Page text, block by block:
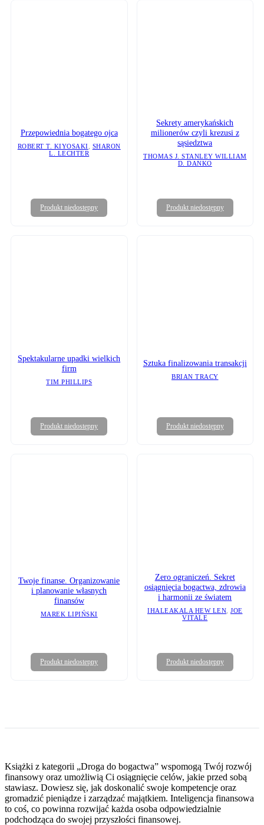
Przepowiednia bogatego ojca
ROBERT T. KIYOSAKI
SHARON
L. LECHTER
Produkt niedostępny
Sekrety amerykańskich
milionerów czyli krezusi z
sąsiedztwa
THOMAS J. STANLEY WILLIAM
D. DANKO
Produkt niedostępny
Spektakularne upadki wielkich
firm
TIM PHILLIPS
Produkt niedostępny
Sztuka finalizowania transakcji
BRIAN TRACY
Produkt niedostępny
Twoje finanse. Organizowanie
i planowanie własnych
finansów
MAREK LIPIŃSKI
Produkt niedostępny
Zero ograniczeń. Sekret
osiągnięcia bogactwa, zdrowia
i harmonii ze światem
IHALEAKALA HEW LEN JOE
VITALE
Produkt niedostępny
Książki z kategorii „Droga do bogactwa” wspomogą Twój rozwój
finansowy oraz umożliwią Ci osiągnięcie celów, jakie przed sobą
stawiasz. Dowiesz się, jak doskonalić swoje kompetencje oraz
gromadzić pieniądze i zarządzać majątkiem. Inteligencja finansowa
to coś, co powinna rozwijać każda osoba odpowiedzialnie
podchodząca do swojej przyszłości finansowej.